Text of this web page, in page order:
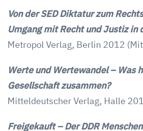
Von der SED Diktatur zum
Umgang mit Recht und Justiz in
Metropol Verlag, Berlin 2012
Werte und Wertewandel – Was
Gesellschaft zusammen?
Mitteldeutscher Verlag, Halle
Freigekauft – Der DDR